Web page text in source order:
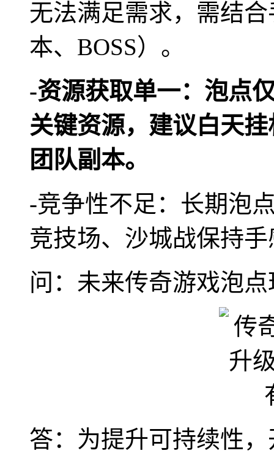
无法满足需求，需结
本、BOSS）。
-资源获取单一：泡点
关键资源，建议白天
团队副本。
-竞争性不足：长期泡
竞技场、沙城战保持手
问：未来传奇游戏泡
答：为提升可持续性